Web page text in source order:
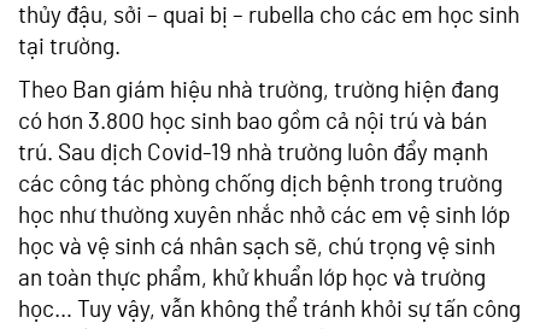
thủy đậu, sởi – quai bị – rubella cho các em học sinh
tại trường.
Theo Ban giám hiệu nhà trường, trường hiện đang
có hơn 3.800 học sinh bao gồm cả nội trú và bán
trú. Sau dịch Covid-19 nhà trường luôn đẩy mạnh
các công tác phòng chống dịch bệnh trong trường
học như thường xuyên nhắc nhở các em vệ sinh lớp
học và vệ sinh cá nhân sạch sẽ, chú trọng vệ sinh
an toàn thực phẩm, khử khuẩn lớp học và trường
học… Tuy vậy, vẫn không thể tránh khỏi sự tấn công